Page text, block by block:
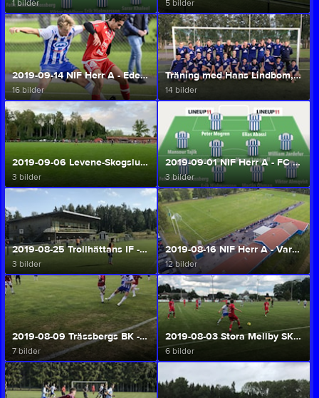
1 bilder 5 bilder
2019-09-14 NIF Herr A - Edet FK (Herr A/U)
16 bilder
Träning med Hans Lindbom, Elfsborg, 10 sept 2019 (Herr A/U)
14 bilder
2019-09-06 Levene-Skogslunds IF - NIF Herr A (Herr A/U)
3 bilder
2019-09-01 NIF Herr A - FC Corner (Herr A/U)
3 bilder
2019-08-25 Trollhättans IF - NIF Herr A (Herr A/U)
3 bilder
2019-08-16 NIF Herr A - Vara SK (Herr A/U)
12 bilder
2019-08-09 Trässbergs BK - NIF Herr A (Herr A/U)
7 bilder
2019-08-03 Stora Mellby SK - NIF Herr A (Herr A/U)
6 bilder